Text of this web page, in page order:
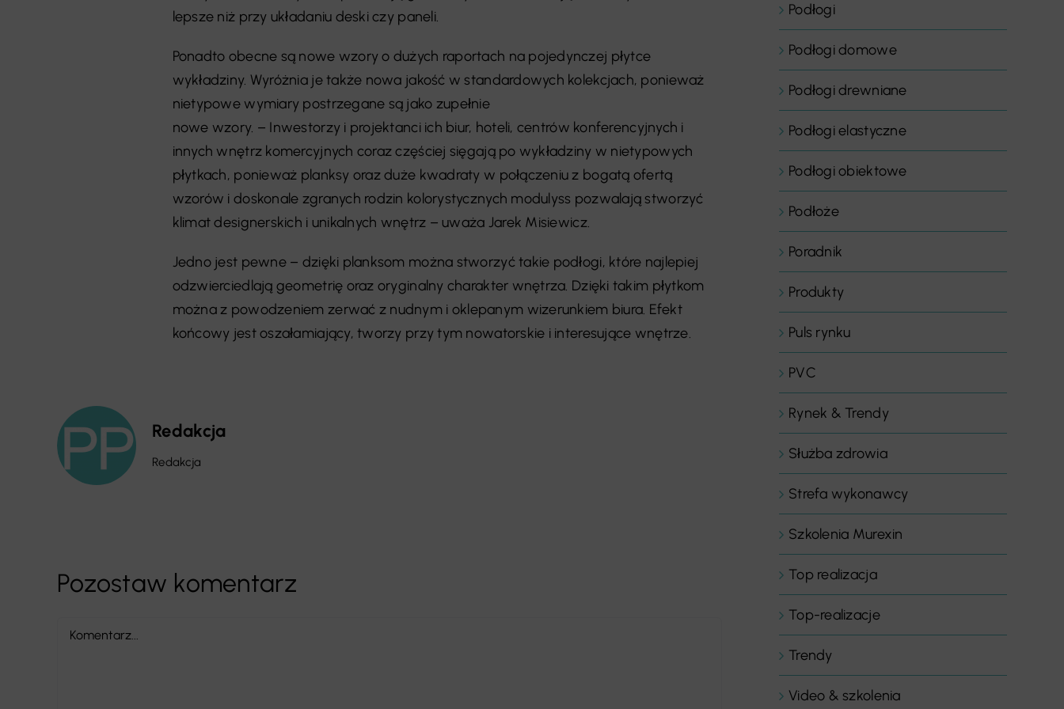
lepsze niż przy układaniu deski czy paneli.
Ponadto obecne są nowe wzory o dużych raportach na pojedynczej płytce
wykładziny. Wyróżnia je także nowa jakość w standardowych kolekcjach, ponieważ
nietypowe wymiary postrzegane są jako zupełnie
nowe wzory. – Inwestorzy i projektanci ich biur, hoteli, centrów konferencyjnych i
innych wnętrz komercyjnych coraz częściej sięgają po wykładziny w nietypowych
płytkach, ponieważ planksy oraz duże kwadraty w połączeniu z bogatą ofertą
wzorów i doskonale zgranych rodzin kolorystycznych modulyss pozwalają stworzyć
klimat designerskich i unikalnych wnętrz – uważa Jarek Misiewicz.
Jedno jest pewne – dzięki planksom można stworzyć takie podłogi, które najlepiej
odzwierciedlają geometrię oraz oryginalny charakter wnętrza. Dzięki takim płytkom
można z powodzeniem zerwać z nudnym i oklepanym wizerunkiem biura. Efekt
końcowy jest oszałamiający, tworzy przy tym nowatorskie i interesujące wnętrze.
Redakcja
Redakcja
Pozostaw komentarz
Comment
Podłogi
Podłogi domowe
Podłogi drewniane
Podłogi elastyczne
Podłogi obiektowe
Podłoże
Poradnik
Produkty
Puls rynku
PVC
Rynek & Trendy
Służba zdrowia
Strefa wykonawcy
Szkolenia Murexin
Top realizacja
Top-realizacje
Trendy
Video & szkolenia